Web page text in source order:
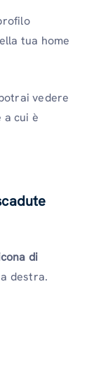
tua home
vedere
a cui è
di
destra.